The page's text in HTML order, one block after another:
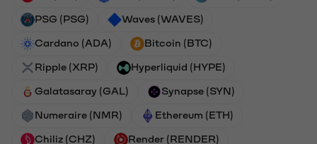
PSG (PSG) Waves (WAVES)
Cardano (ADA) Bitcoin (BTC)
Ripple (XRP) Hyperliquid (HYPE)
Galatasaray (GAL) Synapse (SYN)
Numeraire (NMR) Ethereum (ETH)
Chiliz (CHZ) Render (RENDER)